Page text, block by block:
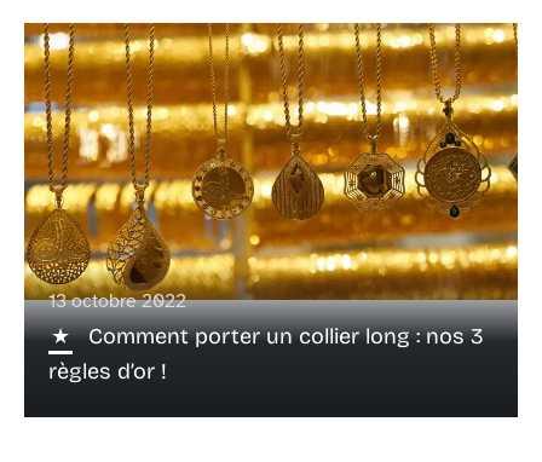
13 octobre 2022
Comment porter un collier long : nos 3
règles d’or !